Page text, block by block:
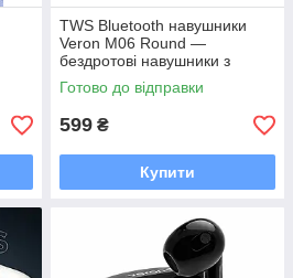
TWS Bluetooth навушники
Veron M06 Round —
бездротові навушники з
кейсом, Bluetooth 5.3
Готово до відправки
599 ₴
Купити